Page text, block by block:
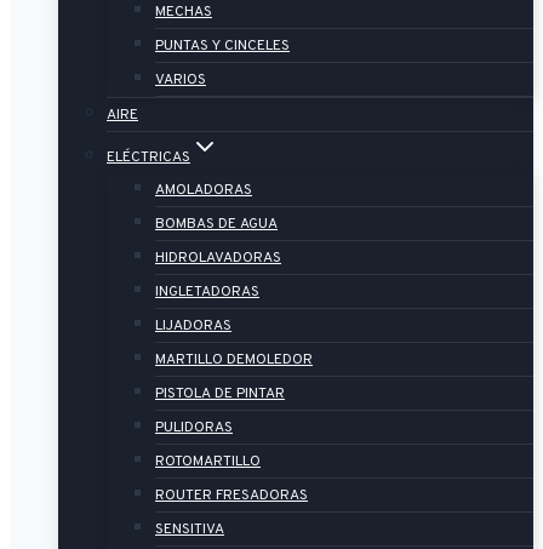
MECHAS
PUNTAS Y CINCELES
VARIOS
AIRE
ELÉCTRICAS
AMOLADORAS
BOMBAS DE AGUA
HIDROLAVADORAS
INGLETADORAS
LIJADORAS
MARTILLO DEMOLEDOR
PISTOLA DE PINTAR
PULIDORAS
ROTOMARTILLO
ROUTER FRESADORAS
SENSITIVA